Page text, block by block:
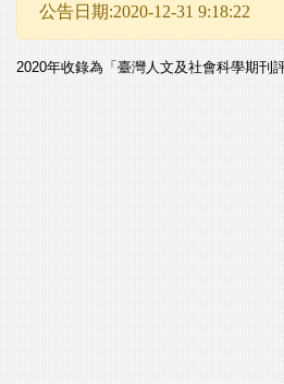
公告日期:2020-12-31 9:18:22
2020年收錄為「臺灣人文及社會科學期刊